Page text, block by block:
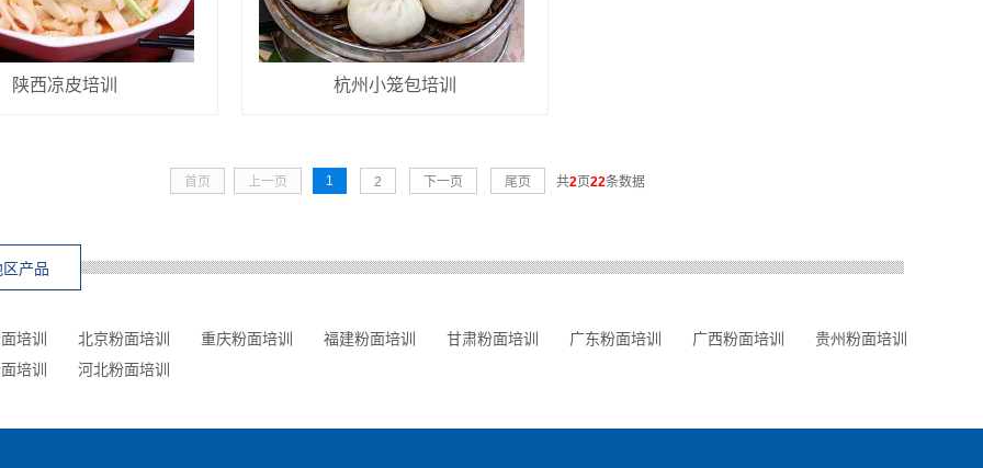
陕西凉皮培训 杭州小笼包培训
首页 上一页 1 2 下一页 尾页 共2页22条数据
产品
培训 北京粉面培训 重庆粉面培训 福建粉面培训 甘肃粉面培训 广东粉面培训 广西粉面培训
贵州粉面培训
培训
河北粉面培训